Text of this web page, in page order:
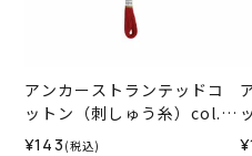
アンカーストランテッドコ
ットン（刺しゅう糸）col.1
015
¥143 (税込)